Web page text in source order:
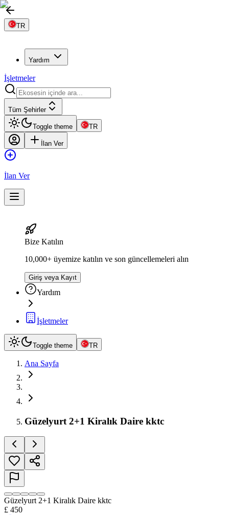
TR
Yardım
İşletmeler
Tüm Şehirler
Toggle theme TR
İlan Ver
İlan Ver
Bize Katılın
10,000+ üyemize katılın ve son güncellemeleri alın
Giriş veya Kayıt
Yardım
İşletmeler
Toggle theme TR
Ana Sayfa
Güzelyurt 2+1 Kiralık Daire kktc
Güzelyurt 2+1 Kiralık Daire kktc
£ 450